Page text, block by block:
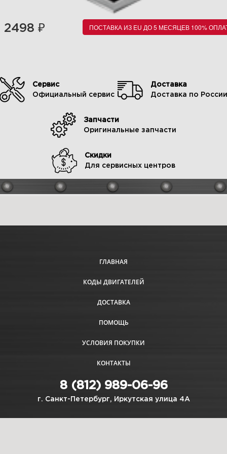
2498 ₽ ПОСТАВКА ИЗ EU ДО 5 МЕСЯЦЕВ 100%
Сервис
Официальный сервис
Доставка
Доставка по России
Запчасти
Оригинальные запчасти
Скидки
Для сервисных центров
ГЛАВНАЯ
КОДЫ ДВИГАТЕЛЕЙ
ДОСТАВКА
ПОМОЩЬ
УСЛОВИЯ ПОКУПКИ
КОНТАКТЫ
8 (812) 989-06-96
г. Санкт-Петербург, Иркутская улица 4А